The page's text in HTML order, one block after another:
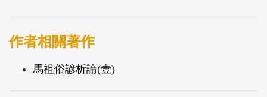
作者相關著作
馬祖俗諺析論(壹)